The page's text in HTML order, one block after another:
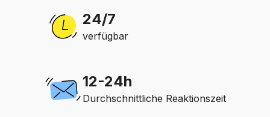
24/7
verfügbar
12-24h
Durchschnittliche Reaktionszeit